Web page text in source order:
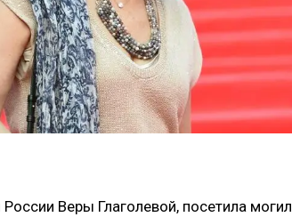
Веры Глаголевой, посетила